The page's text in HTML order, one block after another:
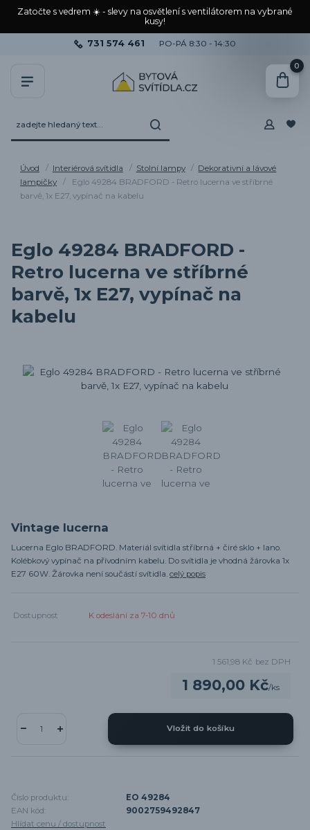
Zatočte s vedrem ☀️ - slevy na osvětlení s ventilátorem na vybrané
kusy!
731 574 461 PO-PÁ 8:30 - 14:30
0
Úvod Interiérová svítidla Stolní lampy
Dekorativní a lávové
lampičky
Eglo 49284 BRADFORD - Retro lucerna ve stříbrné
barvě, 1x E27, vypínač na kabelu
Eglo 49284 BRADFORD -
Retro lucerna ve stříbrné
barvě, 1x E27, vypínač na
kabelu
Vintage lucerna
Lucerna Eglo BRADFORD. Materiál svítidla stříbrná + čiré sklo + lano.
Kolébkový vypínač na přívodním kabelu. Do svítidla je vhodná žárovka 1x
E27 60W. Žárovka není součástí svítidla. celý popis
Dostupnost K odeslání za 7-10 dnů
1 890,00 Kč/ks
1 561,98 Kč bez DPH
Vložit do košíku
Číslo produktu:
EO 49284
EAN kód:
9002759492847
Hlídat cenu / dostupnost